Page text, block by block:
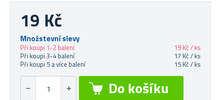
19 Kč
Množstevní slevy
Při koupi 1-2 balení
19 Kč / ks
Při koupi 3-4 balení
17 Kč / ks
Při koupi 5 a více balení
15 Kč / ks